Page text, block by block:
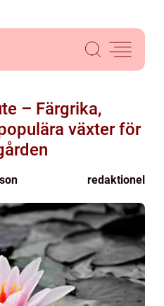
– Färgrika,
växter för
redaktionel